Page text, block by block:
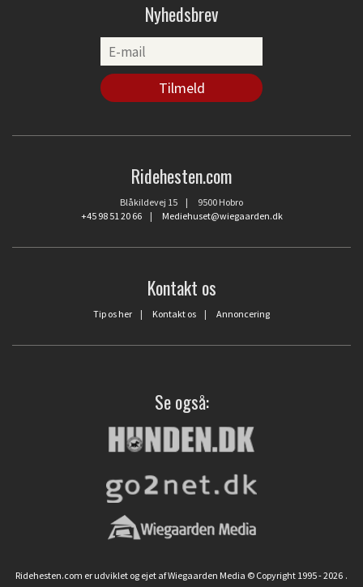
Nyhedsbrev
Ridehesten.com
Blåkildevej 15 | 9500 Hobro
+45 98 51 20 66| Mediehuset@wiegaarden.dk
Kontakt os
Tip os her | Kontakt os | Annoncering
Se også:
Ridehesten.com er udviklet og ejet af Wiegaarden Media © Copyright 1995 - 2026 .